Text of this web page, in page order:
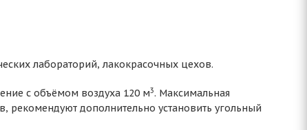
лабораторий, лакокрасочных цехов.
с объёмом воздуха 120 м3. Максимальная
рекомендуют дополнительно установить угольный